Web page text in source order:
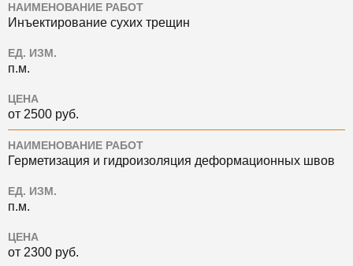
НАИМЕНОВАНИЕ РАБОТ
Инъектирование сухих трещин
ЕД. ИЗМ.
п.м.
ЦЕНА
от 2500 руб.
НАИМЕНОВАНИЕ РАБОТ
Герметизация и гидроизоляция деформационных швов
ЕД. ИЗМ.
п.м.
ЦЕНА
от 2300 руб.